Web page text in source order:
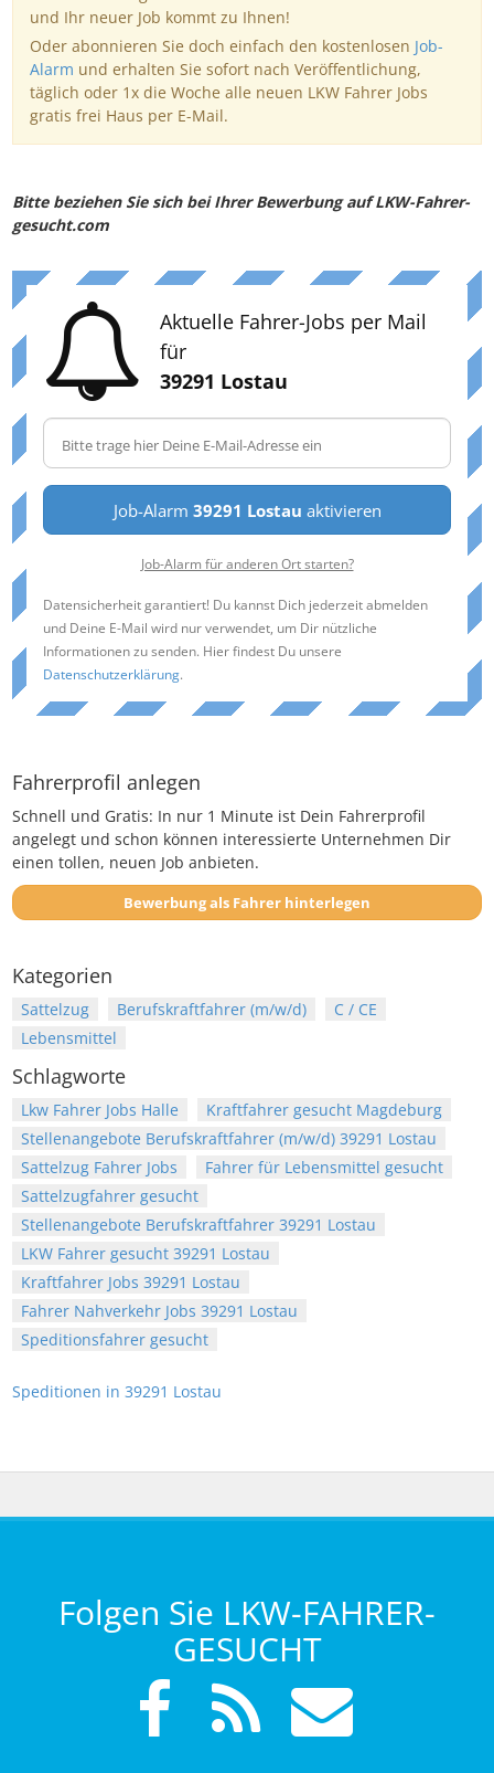
und Ihr neuer Job kommt zu Ihnen!
Oder abonnieren Sie doch einfach den kostenlosen Job-
Alarm und erhalten Sie sofort nach Veröffentlichung,
täglich oder 1x die Woche alle neuen LKW Fahrer Jobs
gratis frei Haus per E-Mail.
Bitte beziehen Sie sich bei Ihrer Bewerbung auf LKW-Fahrer-
gesucht.com
Aktuelle Fahrer-Jobs per Mail
für
39291 Lostau
Job-Alarm 39291 Lostau aktivieren
Job-Alarm für anderen Ort starten?
Datensicherheit garantiert! Du kannst Dich jederzeit abmelden
und Deine E-Mail wird nur verwendet, um Dir nützliche
Informationen zu senden. Hier findest Du unsere
Datenschutzerklärung.
Fahrerprofil anlegen
Schnell und Gratis: In nur 1 Minute ist Dein Fahrerprofil
angelegt und schon können interessierte Unternehmen Dir
einen tollen, neuen Job anbieten.
Bewerbung als Fahrer hinterlegen
Kategorien
Sattelzug Berufskraftfahrer (m/w/d)
C / CE
Lebensmittel
Schlagworte
Lkw Fahrer Jobs Halle
Kraftfahrer gesucht Magdeburg
Stellenangebote Berufskraftfahrer (m/w/d) 39291 Lostau
Sattelzug Fahrer Jobs
Fahrer für Lebensmittel gesucht
Sattelzugfahrer gesucht
Stellenangebote Berufskraftfahrer 39291 Lostau
LKW Fahrer gesucht 39291 Lostau
Kraftfahrer Jobs 39291 Lostau
Fahrer Nahverkehr Jobs 39291 Lostau
Speditionsfahrer gesucht
Speditionen in 39291 Lostau
Folgen Sie LKW-FAHRER-
GESUCHT